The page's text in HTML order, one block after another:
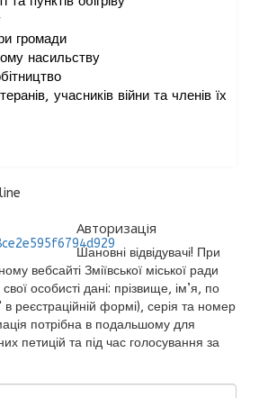
громади
насильству
учасників війни та членів їх
Авторизація
Шановні відвідувачі! При
вебсайті Зміївської міської ради
особисті дані: прізвище, ім’я, по
в реєстраційній формі), серія та номер
потрібна в подальшому для
петицій та під час голосування за